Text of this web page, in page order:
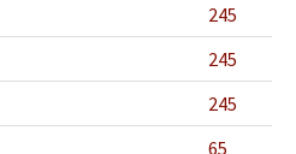
245
245
245
65